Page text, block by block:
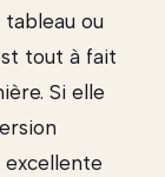
ou
tout à fait
Si elle